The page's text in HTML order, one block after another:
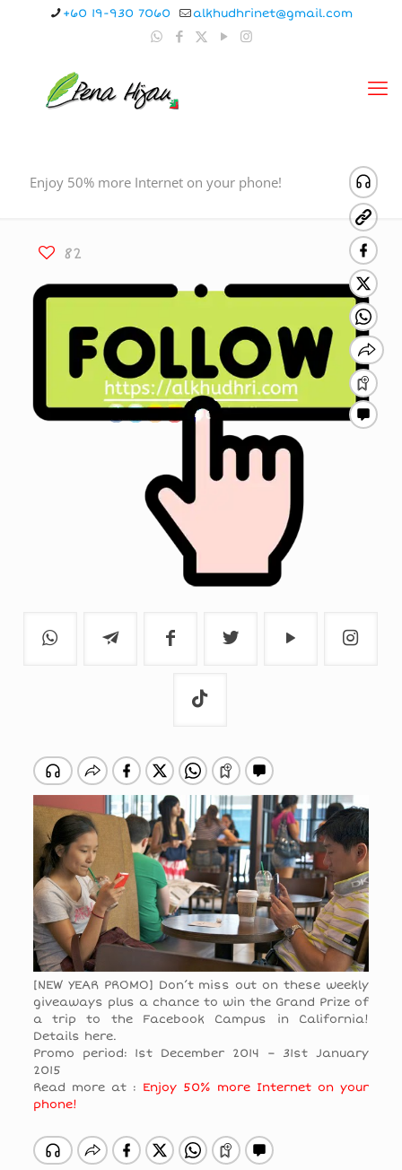
+60 19-930 7060 alkhudhrinet@gmail.com
Enjoy 50% more Internet on your phone!
82
[NEW YEAR PROMO] Don’t miss out on these weekly
giveaways plus a chance to win the Grand Prize of
a trip to the Facebook Campus in California!
Details here.
Promo period: 1st December 2014 – 31st January
2015
Read more at : Enjoy 50% more Internet on your
phone!